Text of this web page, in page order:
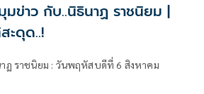
มข่าว กับ..นิธินาฏ ราชนิยม |
ะดุด..!
ฏ ราชนิยม : วันพฤหัสบดีที่ 6 สิงหาคม